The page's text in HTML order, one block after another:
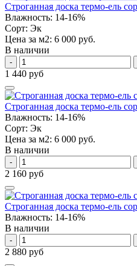
Строганная доска термо-ель
Влажность: 14-16%
Сорт: Эк
Цена за м2: 6 000 руб.
В наличии
-
1 440 руб
Строганная доска термо-ель
Влажность: 14-16%
Сорт: Эк
Цена за м2: 6 000 руб.
В наличии
-
2 160 руб
Строганная доска термо-ель
Влажность: 14-16%
В наличии
-
2 880 руб